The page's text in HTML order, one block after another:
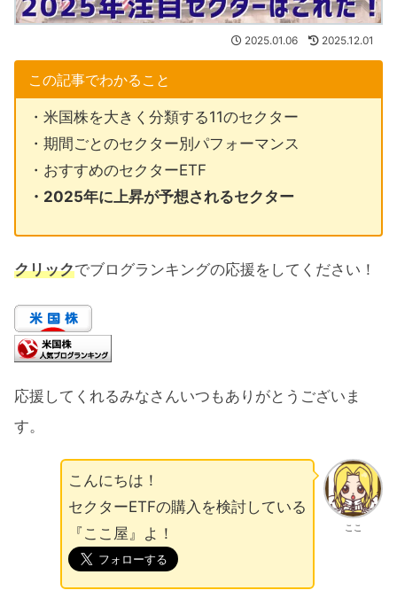
2025.01.06 2025.12.01
この記事でわかること
・米国株を大きく分類する11のセクター
・期間ごとのセクター別パフォーマンス
・おすすめのセクターETF
・2025年に上昇が予想されるセクター
クリックでブログランキングの応援をしてください！
応援してくれるみなさんいつもありがとうございま
す。
ここ
こんにちは！
セクターETFの購入を検討している
『ここ屋』よ！